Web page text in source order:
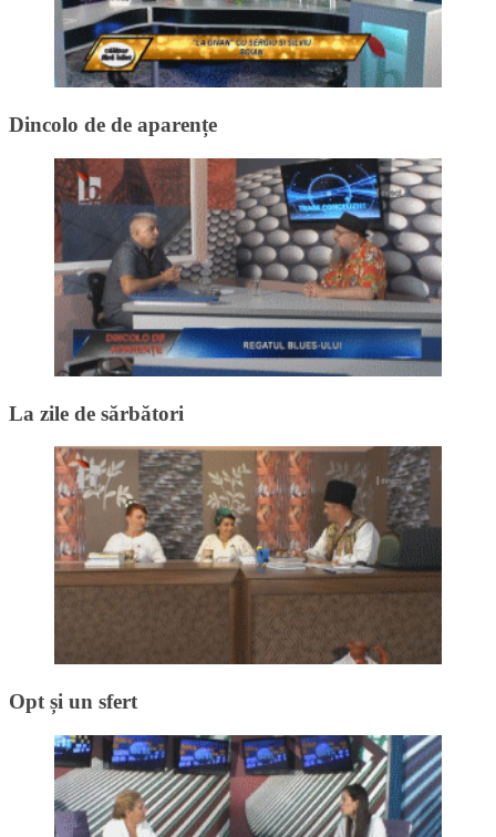
Dincolo de de aparențe
La zile de sărbători
Opt și un sfert